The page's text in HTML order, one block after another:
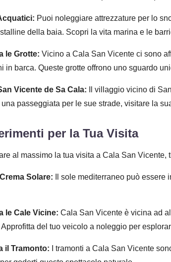
Puoi noleggiare attrezzature per lo
della baia. Scopri la vita marina e le
le Grotte: Vicino a Cala San Vicente ci sono
in barca. Queste grotte offrono uno sguardo
Vicente de Sa Cala: Il villaggio vicino di
una passeggiata per le sue strade, visitare la
per la Tua Visita
al massimo la tua visita a Cala San
Solare: Il sole mediterraneo può essere
le Cale Vicine: Cala San Vicente è vicina ad
Approfitta del tuo veicolo a noleggio per
il Tramonto: I tramonti a Cala San Vicente